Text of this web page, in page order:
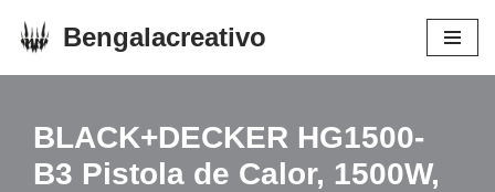
Bengalacreativo
BLACK+DECKER HG1500-
B3 Pistola de Calor, 1500W,